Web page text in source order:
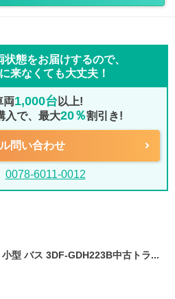
態をお届けするので、
来なくても大丈夫！
両1,000台 以上!
入で、最大20％割引き!
問い合わせ
0078-6011-0012
小型 バス 3DF-GDH223B中古トラ...